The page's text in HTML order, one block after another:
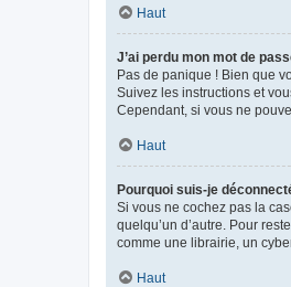
Haut
J’ai perdu mon mot de
Pas de panique ! Bien que
Suivez les instructions et
Cependant, si vous ne
Haut
Pourquoi suis-je
Si vous ne cochez pas la
quelqu’un d’autre. Pour
comme une librairie, un
Haut